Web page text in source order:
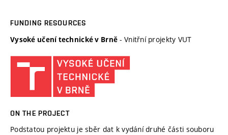
FUNDING RESOURCES
Vysoké učení technické v Brně - Vnitřní projekty VUT
ON THE PROJECT
Podstatou projektu je sběr dat k vydání druhé části souboru